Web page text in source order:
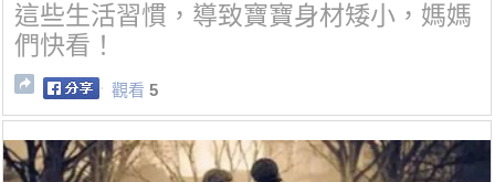
這些生活習慣，導致寶寶身材矮小，媽媽
們快看！
觀看 5